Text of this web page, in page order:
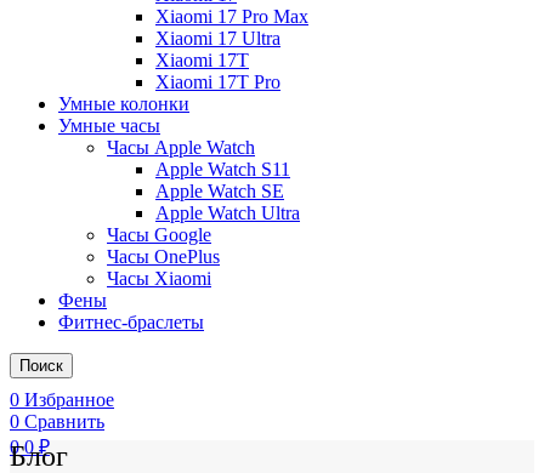
Xiaomi 17 Pro Max
Xiaomi 17 Ultra
Xiaomi 17T
Xiaomi 17T Pro
Умные колонки
Умные часы
Часы Apple Watch
Apple Watch S11
Apple Watch SE
Apple Watch Ultra
Часы Google
Часы OnePlus
Часы Xiaomi
Фены
Фитнес-браслеты
Поиск
0 Избранное
0 Сравнить
00 ₽
Блог